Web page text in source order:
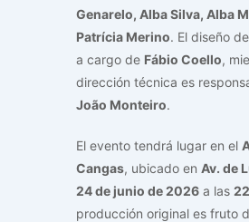
Genarelo, Alba Silva, Alba
Patrícia Merino. El diseño
a cargo de Fábio Coello,
dirección técnica es
João Monteiro.
El evento tendrá lugar en el
Cangas, ubicado en Av. de
24 de junio de 2026 a las
producción original es fruto